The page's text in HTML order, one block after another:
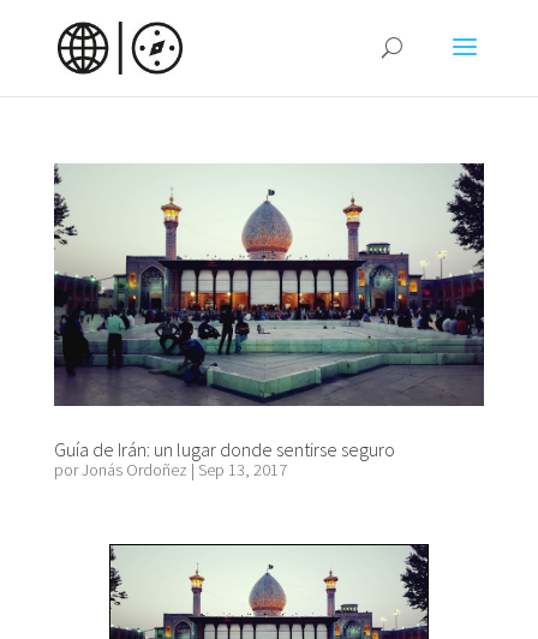
Guía de Irán: un lugar donde sentirse seguro
porJonás Ordoñez | Sep 13, 2017